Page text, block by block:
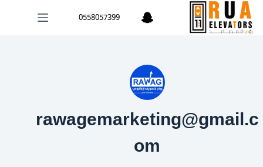
التجاوز
إلى
المحتوى
0558057399
rawagemarketing@gmail.c
om